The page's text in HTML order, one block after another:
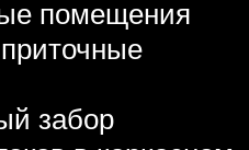
помещения
забор